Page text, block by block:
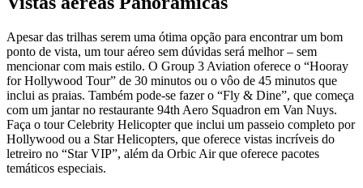
Apesar das trilhas serem uma ótima opção para encontrar um bom
ponto de vista, um tour aéreo sem dúvidas será melhor – sem
mencionar com mais estilo. O Group 3 Aviation oferece o “Hooray
for Hollywood Tour” de 30 minutos ou o vôo de 45 minutos que
inclui as praias. Também pode-se fazer o “Fly & Dine”, que começa
com um jantar no restaurante 94th Aero Squadron em Van Nuys.
Faça o tour Celebrity Helicopter que inclui um passeio completo por
Hollywood ou a Star Helicopters, que oferece vistas incríveis do
letreiro no “Star VIP”, além da Orbic Air que oferece pacotes
temáticos especiais.